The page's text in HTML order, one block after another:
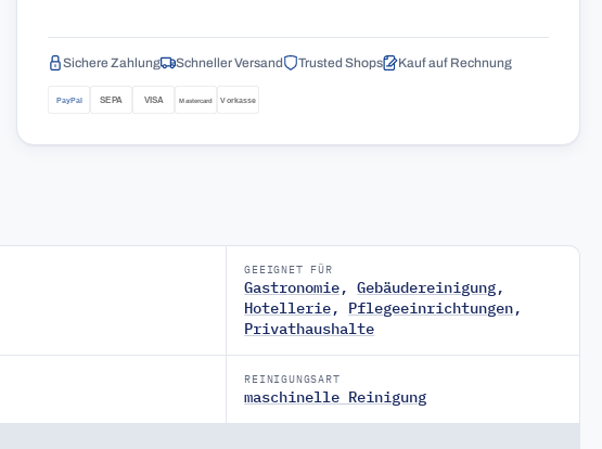
Sichere Zahlung Schneller Versand Trusted Shops Kauf auf Rechnung
GEEIGNET FÜR
Gastronomie,Gebäudereinigung,
Hotellerie, Pflegeeinrichtungen,
Privathaushalte
REINIGUNGSART
maschinelle Reinigung